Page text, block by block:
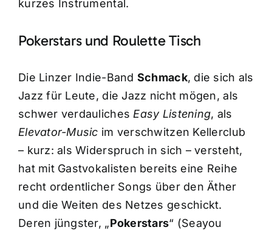
kurzes Instrumental.
Pokerstars und Roulette Tisch
Die Linzer Indie-Band Schmack, die sich als
Jazz für Leute, die Jazz nicht mögen, als
schwer verdauliches Easy Listening, als
Elevator-Music im verschwitzen Kellerclub
– kurz: als Widerspruch in sich – versteht,
hat mit Gastvokalisten bereits eine Reihe
recht ordentlicher Songs über den Äther
und die Weiten des Netzes geschickt.
Deren jüngster, „Pokerstars“ (Seayou